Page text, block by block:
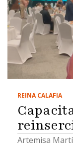
REINA CALAFIA
Artemisa